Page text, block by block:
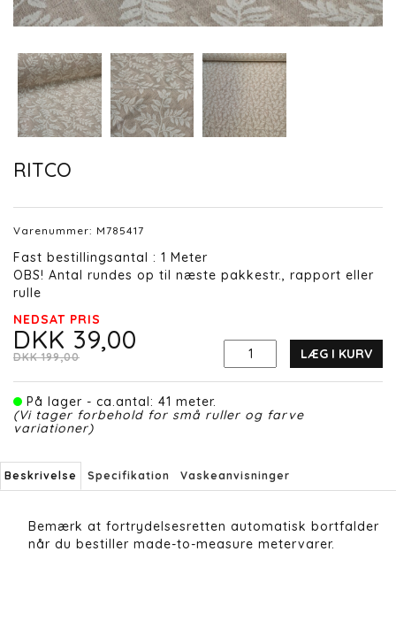
RITCO
Varenummer: M785417
Fast bestillingsantal : 1 Meter
OBS! Antal rundes op til næste pakkestr., rapport eller
rulle
NEDSAT PRIS
DKK 39,00
DKK 199,00 LÆG I KURV
På lager - ca.antal: 41 meter.
(Vi tager forbehold for små ruller og farve
variationer)
Beskrivelse Specifikation Vaskeanvisninger
Bemærk at fortrydelsesretten automatisk bortfalder
når du bestiller made-to-measure metervarer.